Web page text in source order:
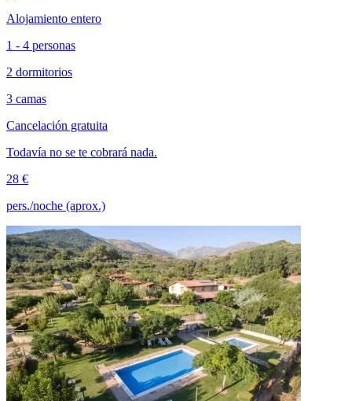
Alojamiento entero
1 - 4 personas
2 dormitorios
3 camas
Cancelación gratuita
Todavía no se te cobrará nada.
28 €
pers./noche (aprox.)